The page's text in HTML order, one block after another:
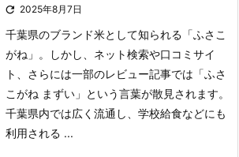
 2025年8月7日
千葉県のブランド米として知られる「ふさこ
がね」。
しかし、ネット検索や口コミサイ
ト、さらには一部のレビュー記事では「ふさ
こがね まずい」という言葉が散見されます。
千葉県内では広く流通し、学校給食などにも
利用される ...